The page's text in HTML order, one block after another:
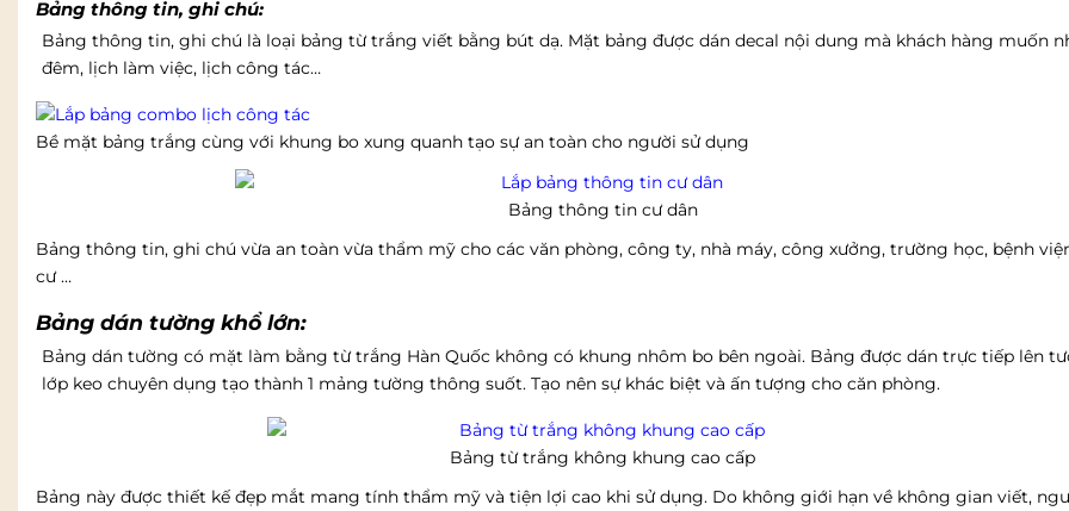
Bảng thông tin, ghi chú:
Bảng thông tin, ghi chú là loại bảng từ trắng viết bằng bút dạ. Mặt bảng được dán decal nội dung mà khách hàng muốn
đêm, lịch làm việc, lịch công tác…
Bề mặt bảng trắng cùng với khung bo xung quanh tạo sự an toàn cho người sử dụng
Bảng thông tin cư dân
Bảng thông tin, ghi chú vừa an toàn vừa thẩm mỹ cho các văn phòng, công ty, nhà máy, công xưởng, trường học, bệnh
cư …
Bảng dán tường khổ lớn:
Bảng dán tường có mặt làm bằng từ trắng Hàn Quốc không có khung nhôm bo bên ngoài. Bảng được dán trực tiếp lên
lớp keo chuyên dụng tạo thành 1 mảng tường thông suốt. Tạo nên sự khác biệt và ấn tượng cho căn phòng.
Bảng từ trắng không khung cao cấp
Bảng này được thiết kế đẹp mắt mang tính thẩm mỹ và tiện lợi cao khi sử dụng. Do không giới hạn về không gian viết,